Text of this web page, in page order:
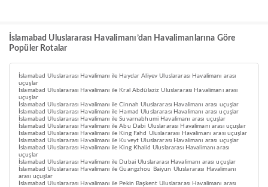
İslamabad Uluslararası Havalimanı’dan Havalimanlarına Göre
Popüler Rotalar
İslamabad Uluslararası Havalimanı ile Haydar Aliyev Uluslararası Havalimanı arası
uçuşlar
İslamabad Uluslararası Havalimanı ile Kral Abdülaziz Uluslararası Havalimanı arası
uçuşlar
İslamabad Uluslararası Havalimanı ile Cinnah Uluslararası Havalimanı arası uçuşlar
İslamabad Uluslararası Havalimanı ile Hamad Uluslararası Havalimanı arası uçuşlar
İslamabad Uluslararası Havalimanı ile Suvarnabhumi Havalimanı arası uçuşlar
İslamabad Uluslararası Havalimanı ile Abu Dabi Uluslararası Havalimanı arası uçuşlar
İslamabad Uluslararası Havalimanı ile King Fahd Uluslararası Havalimanı arası uçuşlar
İslamabad Uluslararası Havalimanı ile Kuveyt Uluslararası Havalimanı arası uçuşlar
İslamabad Uluslararası Havalimanı ile King Khalid Uluslararası Havalimanı arası
uçuşlar
İslamabad Uluslararası Havalimanı ile Dubai Uluslararası Havalimanı arası uçuşlar
İslamabad Uluslararası Havalimanı ile Guangzhou Baiyun Uluslararası Havalimanı
arası uçuşlar
İslamabad Uluslararası Havalimanı ile Pekin Başkent Uluslararası Havalimanı arası